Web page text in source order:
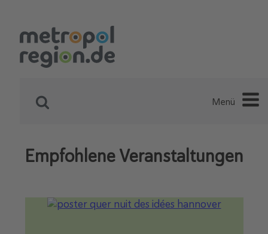
Menü
Empfohlene Veranstaltungen